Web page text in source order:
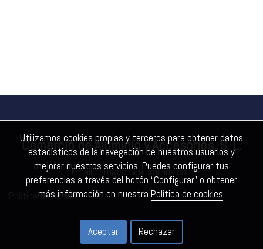
Comercio de Aluminio y Accesorios, S. L.
Email:info@coa-aluminios.com
Política de cookies
Utilizamos cookies propias y terceros para obtener datos
estadísticos de la navegación de nuestros usuarios y
mejorar nuestros servicios. Puedes configurar tus
preferencias a través del botón “Configurar” o obtener
más información en nuestra Política de cookies.
Aceptar Rechazar